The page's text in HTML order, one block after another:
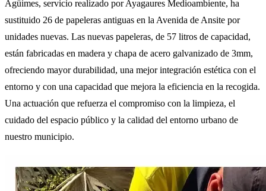
Agüimes, servicio realizado por Ayagaures Medioambiente, ha
sustituido 26 de papeleras antiguas en la Avenida de Ansite por
unidades nuevas. Las nuevas papeleras, de 57 litros de capacidad,
están fabricadas en madera y chapa de acero galvanizado de 3mm,
ofreciendo mayor durabilidad, una mejor integración estética con el
entorno y con una capacidad que mejora la eficiencia en la recogida.
Una actuación que refuerza el compromiso con la limpieza, el
cuidado del espacio público y la calidad del entorno urbano de
nuestro municipio.